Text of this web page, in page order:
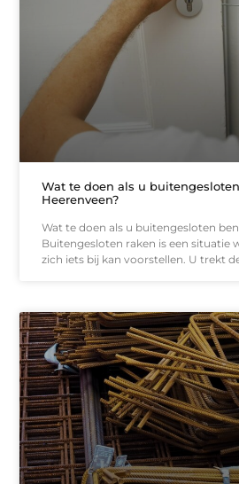
Wat te doen als u
Heerenveen?
Wat te doen als u buitengesloten
Buitengesloten raken is een situatie
zich iets bij kan voorstellen. U trekt